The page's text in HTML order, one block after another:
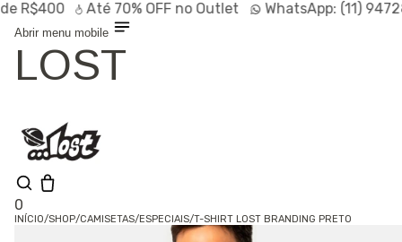
Até 70% OFF no Outlet WhatsApp:(11) 94728-
Abrir menu mobile
LOST
0
INÍCIO/SHOP/CAMISETAS/ESPECIAIS/T-SHIRT LOST BRANDING PRETO